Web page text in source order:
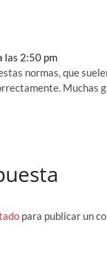
las 2:50 pm
normas, que
Muchas
para publicar un